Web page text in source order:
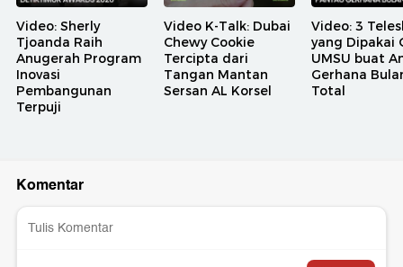
Video: Sherly
Tjoanda Raih
Anugerah Program
Inovasi
Pembangunan
Terpuji
Video K-Talk: Dubai
Chewy Cookie
Tercipta dari
Tangan Mantan
Sersan AL Korsel
Video: 3
yang Dipakai
UMSU buat
Gerhana
Total